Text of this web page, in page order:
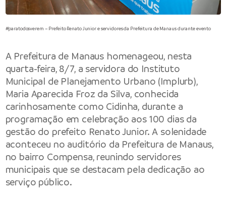
#paratodosverem – Prefeito Renato Junior e servidores da Prefeitura de Manaus durante evento
A Prefeitura de Manaus homenageou, nesta
quarta-feira, 8/7, a servidora do Instituto
Municipal de Planejamento Urbano (Implurb),
Maria Aparecida Froz da Silva, conhecida
carinhosamente como Cidinha, durante a
programação em celebração aos 100 dias da
gestão do prefeito Renato Junior. A solenidade
aconteceu no auditório da Prefeitura de Manaus,
no bairro Compensa, reunindo servidores
municipais que se destacam pela dedicação ao
serviço público.